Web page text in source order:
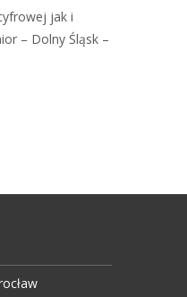
jak i
– Dolny Śląsk –